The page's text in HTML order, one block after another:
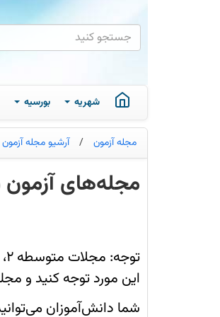
شهریه بورسیه
مجله آزمون / آرشیو مجله آزمون
مجله‌های آزمون 25 اردیبهشت 1405 (از دبستان تا کنکوری‌ها)
آزمون
25
اردیبهشت
را
طریق
فایل
این مورد توجه کنید و
شما دانش‌آموزان